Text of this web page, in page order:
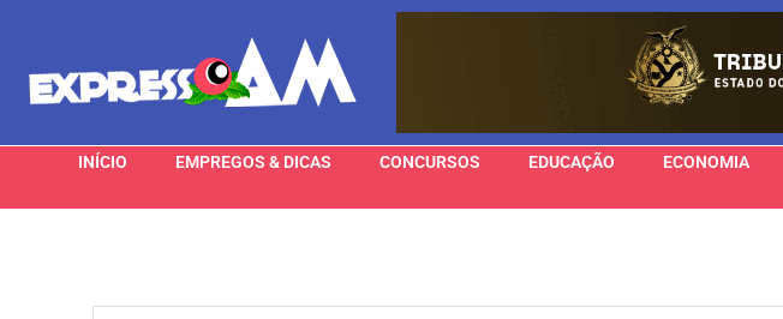
INÍCIO EMPREGOS & DICAS CONCURSOS EDUCAÇÃO ECONOMIA